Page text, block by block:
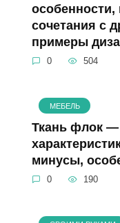
особенности,
сочетания с
примеры
0 504
МЕБЕЛЬ
Ткань флок —
минусы,
0 190